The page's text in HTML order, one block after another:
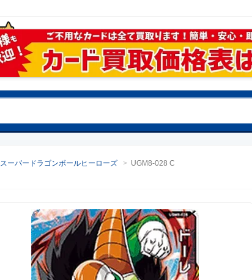
スーパードラゴンボールヒーローズ > UGM8-028 C